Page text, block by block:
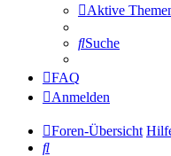
Aktive
Suche
FAQ
Anmelden
Foren-Übersicht
Suche